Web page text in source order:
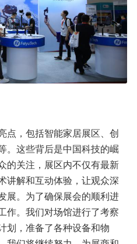
点，包括智能家居展区、创
。这些背后是中国科技的崛
的关注，展区内不仅有最新
讲解和互动体验，让观众深
展。为了确保展会的顺利进
作。我们对场馆进行了考察
划，准备了各种设备和物